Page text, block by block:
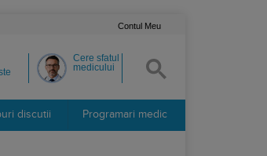
Contul Meu
Cere sfatul
medicului
discutii Programari medic